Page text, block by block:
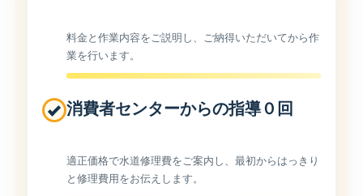
料金と作業内容をご説明し、ご納得いただいてから作
業を行います。
消費者センターからの指導０回
適正価格で水道修理費をご案内し、最初からはっきり
と修理費用をお伝えします。